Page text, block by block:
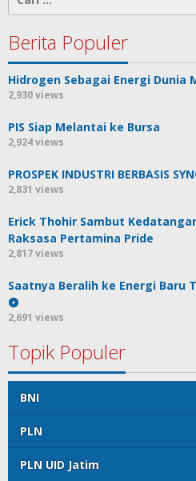
untuk:
Berita Populer
Hidrogen Sebagai Energi Dunia
2,930 views
PIS Siap Melantai ke Bursa
2,924 views
PROSPEK INDUSTRI BERBASIS
2,831 views
Erick Thohir Sambut
Raksasa Pertamina Pride
2,817 views
Saatnya Beralih ke Energi Baru
2,691 views
Topik Populer
BNI
PLN
PLN UID Jatim